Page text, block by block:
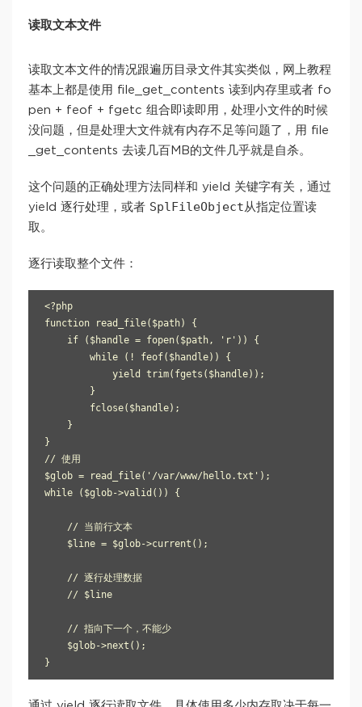
读取文本文件
读取文本文件的情况跟遍历目录文件其实类似，网上教程
基本上都是使用 file_get_contents 读到内存里或者 fo
pen + feof + fgetc 组合即读即用，处理小文件的时候
没问题，但是处理大文件就有内存不足等问题了，用 file
_get_contents 去读几百MB的文件几乎就是自杀。
这个问题的正确处理方法同样和 yield 关键字有关，通过
yield 逐行处理，或者 SplFileObject从指定位置读
取。
逐行读取整个文件：
<?php
function read_file($path) {
    if ($handle = fopen($path, 'r')) {
        while (! feof($handle)) {
            yield trim(fgets($handle));
        }
        fclose($handle);
    }
}
// 使用
$glob = read_file('/var/www/hello.txt');
while ($glob->valid()) {
    // 当前行文本
    $line = $glob->current();
    // 逐行处理数据
    // $line
    // 指向下一个，不能少
    $glob->next();